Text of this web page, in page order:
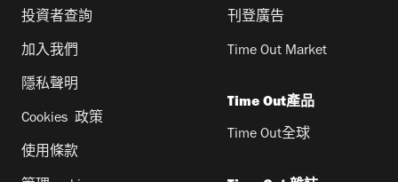
投資者查詢
加入我們
隱私聲明
Cookies 政策
使用條款
刊登廣告
Time Out Market
Time Out產品
Time Out全球